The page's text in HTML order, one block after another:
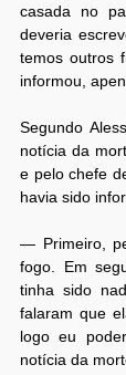
casada no
deveria
temos outros
informou,
Segundo
notícia da
e pelo chefe
havia sido
— Primeiro,
fogo. Em
tinha sido
falaram que
logo eu
notícia da